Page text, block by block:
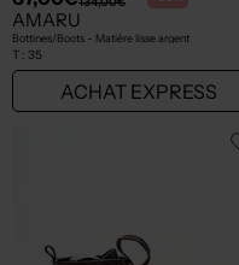
AMARU
Bottines/Boots - Matière lisse argent
T : 35
ACHAT EXPRESS